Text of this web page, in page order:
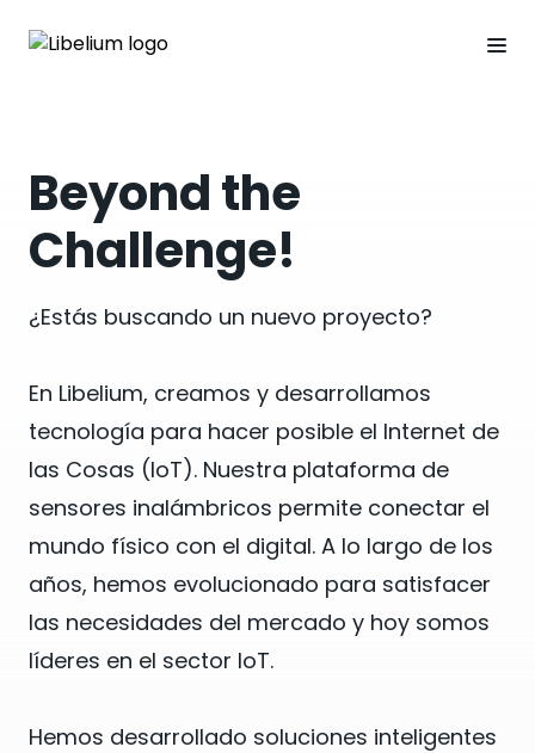
Beyond the
Challenge!
¿Estás buscando un nuevo proyecto?
En Libelium, creamos y desarrollamos
tecnología para hacer posible el Internet de
las Cosas (IoT). Nuestra plataforma de
sensores inalámbricos permite conectar el
mundo físico con el digital. A lo largo de los
años, hemos evolucionado para satisfacer
las necesidades del mercado y hoy somos
líderes en el sector IoT.
Hemos desarrollado soluciones inteligentes